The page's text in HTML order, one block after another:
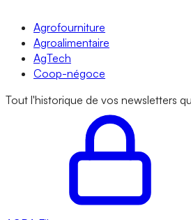
Agrofourniture
Agroalimentaire
AgTech
Coop-négoce
Tout l'historique de vos newsletters